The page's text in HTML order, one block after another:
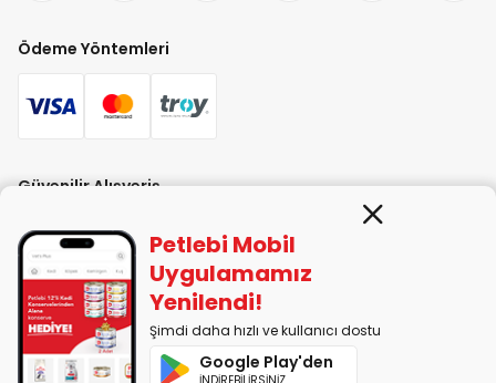
Ödeme Yöntemleri
Güvenilir Alışveriş
PETLEBİ EVCİL HAYVAN ÜRÜNLERİ PAZ. SAN. TİC. LTD. ŞTİ. Alaşarköy Mah.
1. Alaşar Cad. No: 9 Osmangazi/Bursa
Petlebi Mobil
Uygulamamız
Yenilendi!
Şimdi daha hızlı ve kullanıcı dostu
Google Play'den